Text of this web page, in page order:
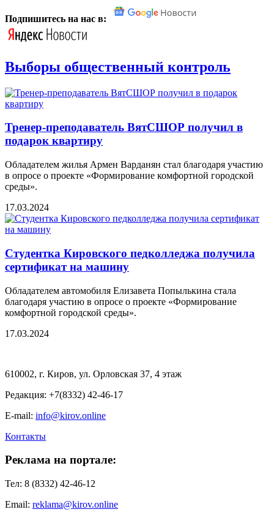
Подпишитесь на нас в:
Выборы общественный контроль
Тренер-преподаватель ВятСШОР получил в
подарок квартиру
Обладателем жилья Армен Варданян стал благодаря участию
в опросе о проекте «Формирование комфортной городской
среды».
17.03.2024
Студентка Кировского педколледжа получила
сертификат на машину
Обладателем автомобиля Елизавета Попылькина стала
благодаря участию в опросе о проекте «Формирование
комфортной городской среды».
17.03.2024
610002, г. Киров, ул. Орловская 37, 4 этаж
Редакция: +7(8332) 42-46-17
E-mail: info@kirov.online
Контакты
Реклама на портале:
Тел: 8 (8332) 42-46-12
Email: reklama@kirov.online